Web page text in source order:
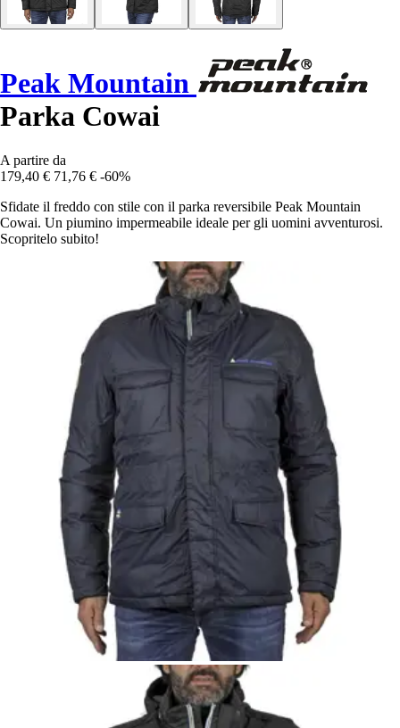
Peak Mountain
Parka Cowai
A partire da
179,40 € 71,76 € -60%
Sfidate il freddo con stile con il parka reversibile Peak Mountain
Cowai. Un piumino impermeabile ideale per gli uomini avventurosi.
Scopritelo subito!